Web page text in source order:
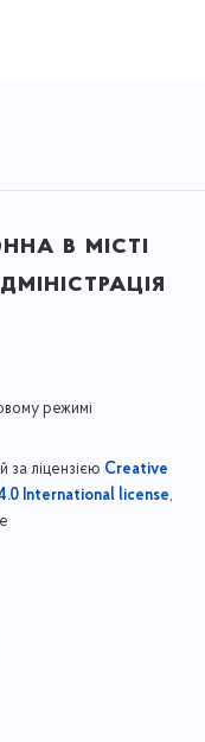
в місті
режимі
за ліцензією Creative
International license,